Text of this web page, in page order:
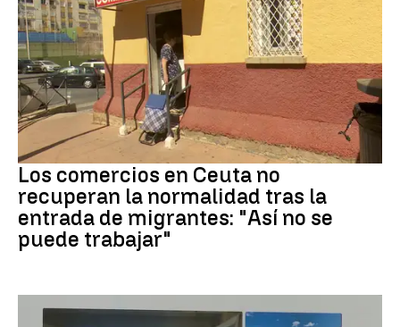
Crisis migrantes
Los comercios en Ceuta no
recuperan la normalidad tras la
entrada de migrantes: "Así no se
puede trabajar"